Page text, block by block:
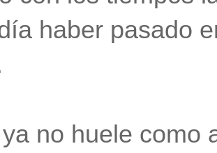
haber pasado
ya no huele